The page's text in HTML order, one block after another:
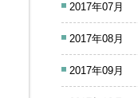
2017年07月
2017年08月
2017年09月